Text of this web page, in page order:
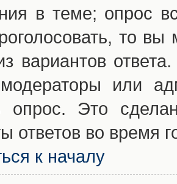
в теме; опрос
то вы
вариантов
или
опрос. Это
ответов во время
к началу